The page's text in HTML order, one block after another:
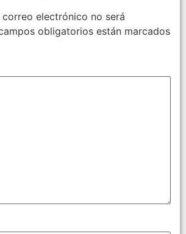
electrónico no será
obligatorios están marcados